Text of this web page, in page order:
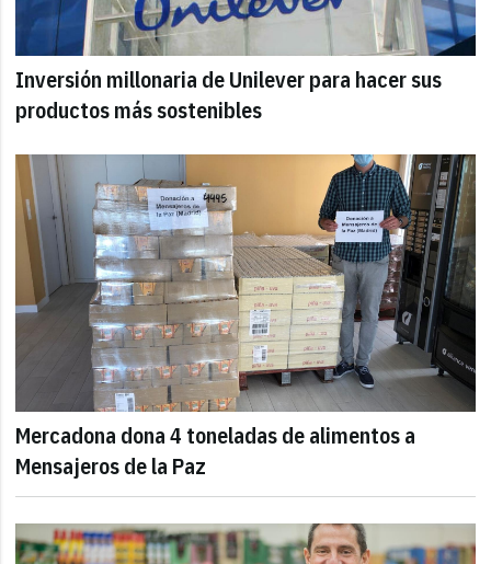
Inversión millonaria de Unilever para hacer sus
productos más sostenibles
Mercadona dona 4 toneladas de alimentos a
Mensajeros de la Paz